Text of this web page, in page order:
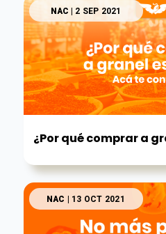
NAC | 2 SEP 2021
¿Por qué comprar a
NAC | 13 OCT 2021